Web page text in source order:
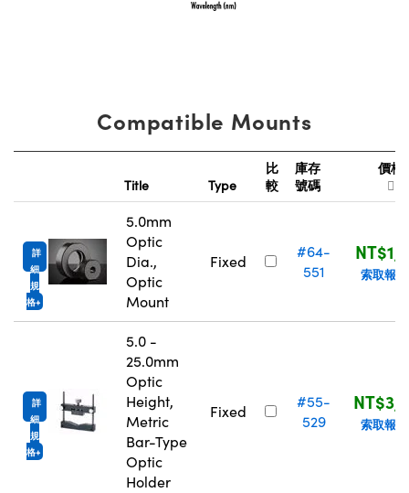
Compatible Mounts
Title Type
比
較
庫存
號碼
價格
詳
細
規
格
5.0mm
Optic
Dia.,
Optic
Mount
Fixed
#64-
551
索取報
詳
細
規
格
5.0 -
25.0mm
Optic
Height,
Metric
Bar-Type
Optic
Holder
Fixed
#55-
529
索取報